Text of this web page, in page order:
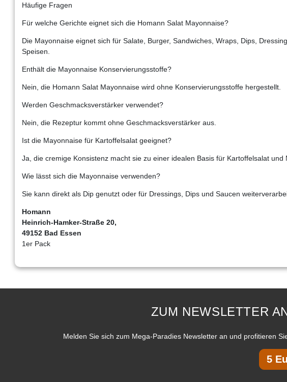
Häufige Fragen
Für welche Gerichte eignet sich die Homann Salat Mayonnaise?
Die Mayonnaise eignet sich für Salate, Burger, Sandwiches, Wraps, Dips,
Speisen.
Enthält die Mayonnaise Konservierungsstoffe?
Nein, die Homann Salat Mayonnaise wird ohne Konservierungsstoffe hergestellt.
Werden Geschmacksverstärker verwendet?
Nein, die Rezeptur kommt ohne Geschmacksverstärker aus.
Ist die Mayonnaise für Kartoffelsalat geeignet?
Ja, die cremige Konsistenz macht sie zu einer idealen Basis für Kartoffelsalat und
Wie lässt sich die Mayonnaise verwenden?
Sie kann direkt als Dip genutzt oder für Dressings, Dips und Saucen
Homann
Heinrich-Hamker-Straße 20,
49152 Bad Essen
1er Pack
ZUM NEWSLETTER
Melden Sie sich zum Mega-Paradies Newsletter an und profitieren
5